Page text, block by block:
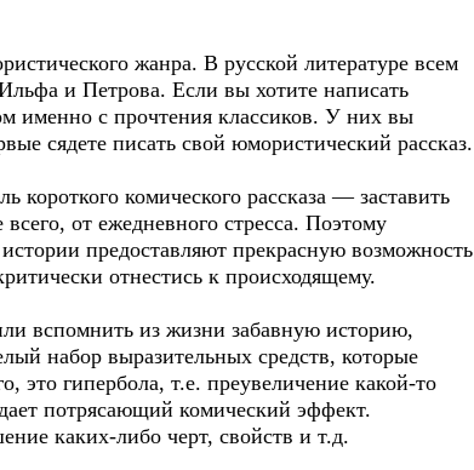
жанра. В русской литературе всем
и Петрова. Если вы хотите написать
именно с прочтения классиков. У них вы
сядете писать свой юмористический рассказ.
комического рассказа — заставить
от ежедневного стресса. Поэтому
предоставляют прекрасную возможность
отнестись к происходящему.
вспомнить из жизни забавную историю,
набор выразительных средств, которые
это гипербола, т.е. преувеличение какой-то
потрясающий комический эффект.
каких-либо черт, свойств и т.д.